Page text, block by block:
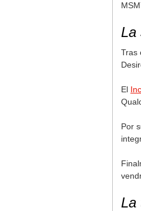
La
Tras
El
Por
La